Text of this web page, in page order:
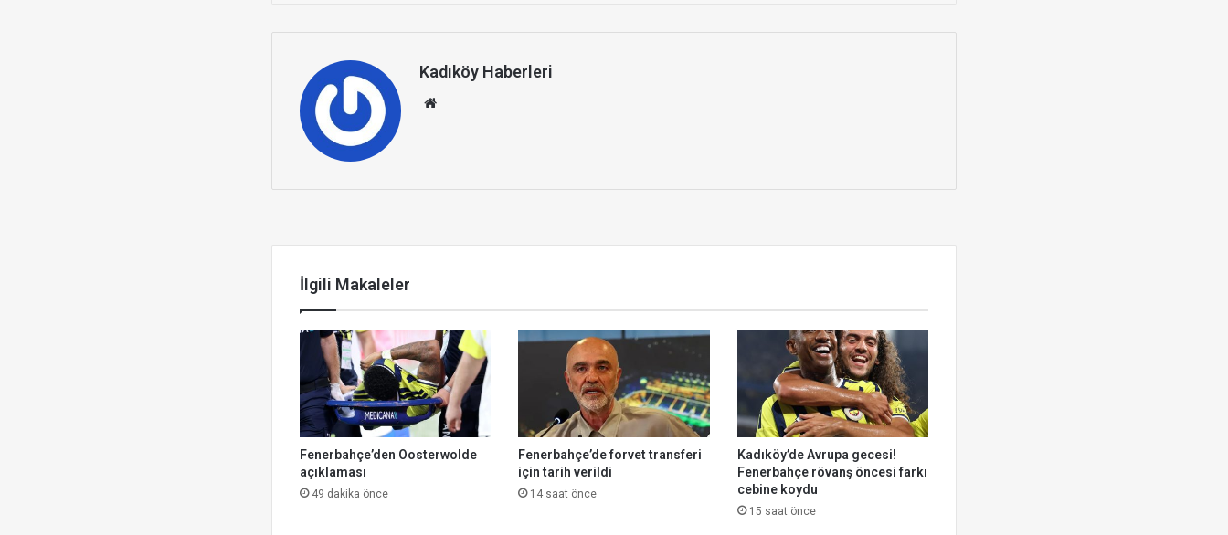
Kadıköy Haberleri
İlgili Makaleler
Fenerbahçe’den Oosterwolde
açıklaması
49 dakika önce
Fenerbahçe’de forvet transferi
için tarih verildi
14 saat önce
Kadıköy’de Avrupa gecesi!
Fenerbahçe rövanş öncesi farkı
cebine koydu
15 saat önce